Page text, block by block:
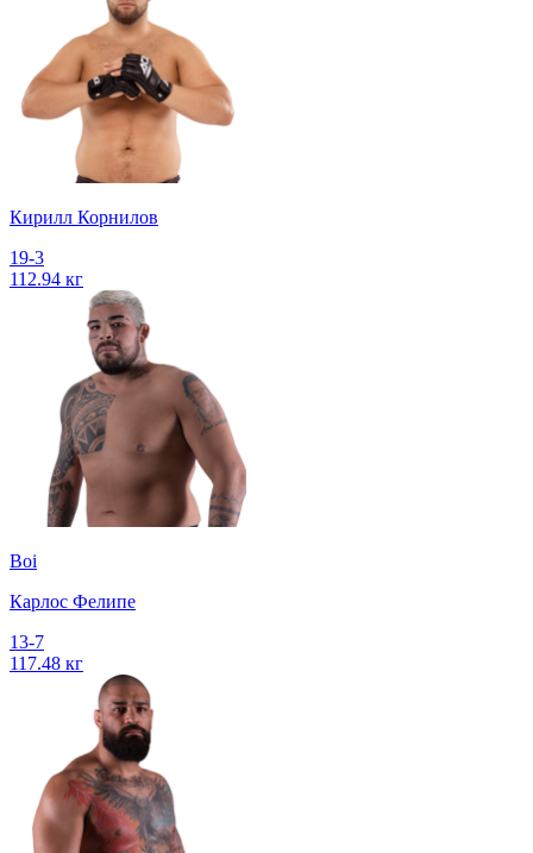
Кирилл Корнилов
19-3
112.94 кг
Boi
Карлос Фелипе
13-7
117.48 кг